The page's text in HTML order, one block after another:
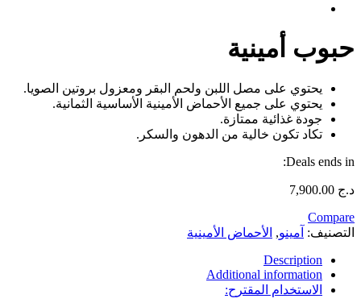
حبوب أمينية
يحتوي على مصل اللبن ولحم البقر ومعزول بروتين الصويا.
يحتوي على جميع الأحماض الأمينية الأساسية الثمانية.
جودة غذائية ممتازة.
تكاد تكون خالية من الدهون والسكر.
Deals ends in:
د.ج
Compare
التصنيف: آمينو, الأحماض الأمينية
Description
Additional information
الاستخدام المقترح: